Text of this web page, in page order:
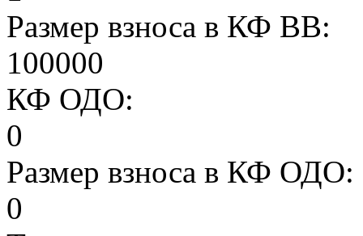
Размер взноса в КФ ВВ:
100000
КФ ОДО:
0
Размер взноса в КФ ОДО:
0